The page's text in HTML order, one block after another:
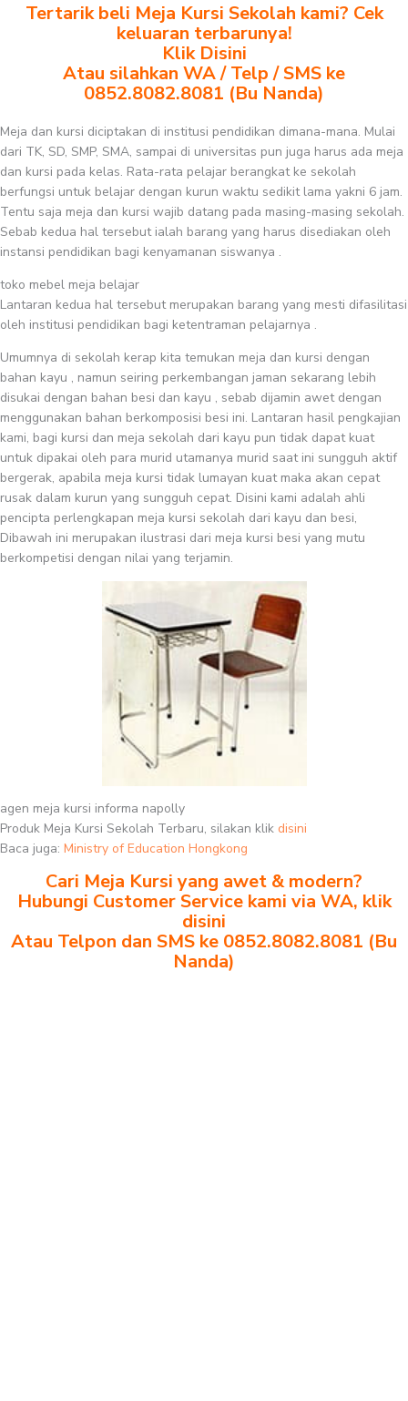
Tertarik beli Meja Kursi Sekolah kami? Cek
keluaran terbarunya!
Klik Disini
Atau silahkan WA / Telp / SMS ke
0852.8082.8081 (Bu Nanda)
Meja dan kursi diciptakan di institusi pendidikan dimana-mana. Mulai
dari TK, SD, SMP, SMA, sampai di universitas pun juga harus ada meja
dan kursi pada kelas. Rata-rata pelajar berangkat ke sekolah
berfungsi untuk belajar dengan kurun waktu sedikit lama yakni 6 jam.
Tentu saja meja dan kursi wajib datang pada masing-masing sekolah.
Sebab kedua hal tersebut ialah barang yang harus disediakan oleh
instansi pendidikan bagi kenyamanan siswanya .
toko mebel meja belajar
Lantaran kedua hal tersebut merupakan barang yang mesti difasilitasi
oleh institusi pendidikan bagi ketentraman pelajarnya .
Umumnya di sekolah kerap kita temukan meja dan kursi dengan
bahan kayu , namun seiring perkembangan jaman sekarang lebih
disukai dengan bahan besi dan kayu , sebab dijamin awet dengan
menggunakan bahan berkomposisi besi ini. Lantaran hasil pengkajian
kami, bagi kursi dan meja sekolah dari kayu pun tidak dapat kuat
untuk dipakai oleh para murid utamanya murid saat ini sungguh aktif
bergerak, apabila meja kursi tidak lumayan kuat maka akan cepat
rusak dalam kurun yang sungguh cepat. Disini kami adalah ahli
pencipta perlengkapan meja kursi sekolah dari kayu dan besi,
Dibawah ini merupakan ilustrasi dari meja kursi besi yang mutu
berkompetisi dengan nilai yang terjamin.
agen meja kursi informa napolly
Produk Meja Kursi Sekolah Terbaru, silakan klik disini
Baca juga: Ministry of Education Hongkong
Cari Meja Kursi yang awet & modern?
Hubungi Customer Service kami via WA, klik
disini
Atau Telpon dan SMS ke 0852.8082.8081 (Bu
Nanda)